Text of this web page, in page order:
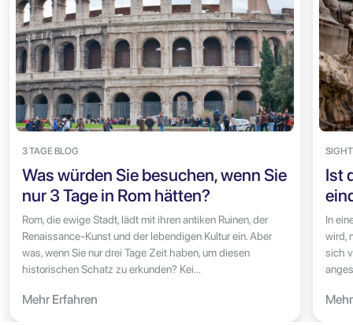
3 TAGE BLOG
Was würden Sie besuchen, wenn Sie
nur 3 Tage in Rom hätten?
Rom, die ewige Stadt, lädt mit ihren antiken Ruinen, der
Renaissance-Kunst und der lebendigen Kultur ein. Aber
was, wenn Sie nur drei Tage Zeit haben, um diesen
historischen Schatz zu erkunden? Kei...
Mehr Erfahren
Ist
In
wird,
sich